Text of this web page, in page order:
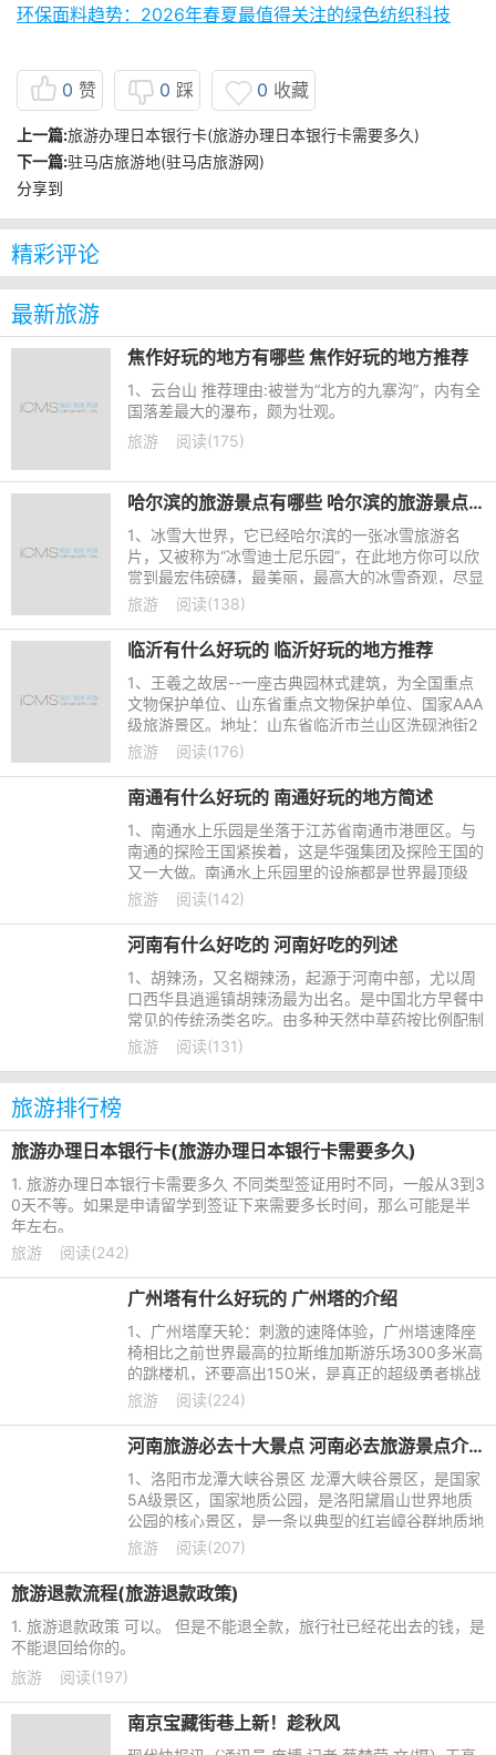
环保面料趋势：2026年春夏最值得关注的绿色纺织科技
0 赞 0 踩 0 收藏
上一篇:旅游办理日本银行卡(旅游办理日本银行卡需要多久)
下一篇:驻马店旅游地(驻马店旅游网)
分享到
精彩评论
最新旅游
焦作好玩的地方有哪些 焦作好玩的地方推荐
1、云台山 推荐理由:被誉为“北方的九寨沟”，内有全
国落差最大的瀑布，颇为壮观。
旅游
阅读(175)
哈尔滨的旅游景点有哪些 哈尔滨的旅游景点推荐
1、冰雪大世界，它已经哈尔滨的一张冰雪旅游名
片，又被称为“冰雪迪士尼乐园”，在此地方你可以欣
赏到最宏伟磅礴，最美丽，最高大的冰雪奇观，尽显
哈尔滨冰雪文化的无限魅力，让你流连忘返，陶醉其
旅游 阅读(138)
临沂有什么好玩的 临沂好玩的地方推荐
1、王羲之故居--一座古典园林式建筑，为全国重点
文物保护单位、山东省重点文物保护单位、国家AAA
级旅游景区。地址：山东省临沂市兰山区洗砚池街2
0号。
旅游 阅读(176)
南通有什么好玩的 南通好玩的地方简述
1、南通水上乐园是坐落于江苏省南通市港匣区。与
南通的探险王国紧挨着，这是华强集团及探险王国的
又一大做。南通水上乐园里的设施都是世界最顶级
的，项目最全的，南通水上乐园总共投资了5亿元。
旅游 阅读(142)
河南有什么好吃的 河南好吃的列述
1、胡辣汤，又名糊辣汤，起源于河南中部，尤以周
口西华县逍遥镇胡辣汤最为出名。是中国北方早餐中
常见的传统汤类名吃。由多种天然中草药按比例配制
的汤料在加入胡椒和辣椒又用骨头汤做底料的胡辣
旅游 阅读(131)
旅游排行榜
旅游办理日本银行卡(旅游办理日本银行卡需要多久)
1. 旅游办理日本银行卡需要多久 不同类型签证用时不同，一般从3到3
0天不等。如果是申请留学到签证下来需要多长时间，那么可能是半
年左右。
旅游
阅读(242)
广州塔有什么好玩的 广州塔的介绍
1、广州塔摩天轮：刺激的速降体验，广州塔速降座
椅相比之前世界最高的拉斯维加斯游乐场300多米高
的跳楼机，还要高出150米，是真正的超级勇者挑战
高空极限，体验刺激游乐的心跳之选！于484米高空
旅游 阅读(224)
河南旅游必去十大景点 河南必去旅游景点介绍
1、洛阳市龙潭大峡谷景区 龙潭大峡谷景区，是国家
5A级景区，国家地质公园，是洛阳黛眉山世界地质
公园的核心景区，是一条以典型的红岩嶂谷群地质地
貌景观为主的峡谷景区。2006年11月被评选为“洛阳
旅游 阅读(207)
旅游退款流程(旅游退款政策)
1. 旅游退款政策 可以。 但是不能退全款，旅行社已经花出去的钱，是
不能退回给你的。
旅游
阅读(197)
南京宝藏街巷上新！趁秋风